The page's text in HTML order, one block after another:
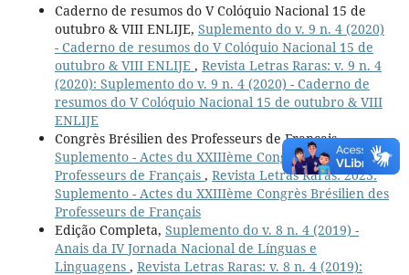
Caderno de resumos do V Colóquio Nacional 15 de
outubro & VIII ENLIJE, Suplemento do v. 9 n. 4 (2020)
- Caderno de resumos do V Colóquio Nacional 15 de
outubro & VIII ENLIJE , Revista Letras Raras: v. 9 n. 4
(2020): Suplemento do v. 9 n. 4 (2020) - Caderno de
resumos do V Colóquio Nacional 15 de outubro & VIII
ENLIJE
Congrès Brésilien des Professeurs de Français ,
Suplemento - Actes du XXIIIème Congrès Brésilien des
Professeurs de Français , Revista Letras Raras: 2023:
Suplemento - Actes du XXIIIème Congrès Brésilien des
Professeurs de Français
Edição Completa, Suplemento do v. 8 n. 4 (2019) -
Anais da IV Jornada Nacional de Línguas e
Linguagens , Revista Letras Raras: v. 8 n. 4 (2019):